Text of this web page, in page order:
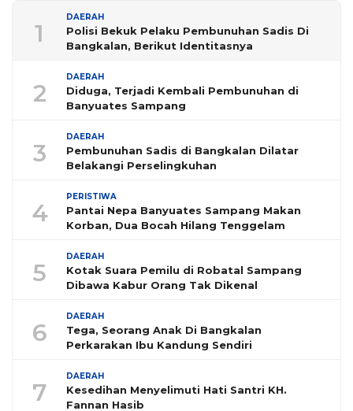
1
DAERAH
Polisi Bekuk Pelaku Pembunuhan Sadis Di
Bangkalan, Berikut Identitasnya
2
DAERAH
Diduga, Terjadi Kembali Pembunuhan di
Banyuates Sampang
3
DAERAH
Pembunuhan Sadis di Bangkalan Dilatar
Belakangi Perselingkuhan
4
PERISTIWA
Pantai Nepa Banyuates Sampang Makan
Korban, Dua Bocah Hilang Tenggelam
5
DAERAH
Kotak Suara Pemilu di Robatal Sampang
Dibawa Kabur Orang Tak Dikenal
6
DAERAH
Tega, Seorang Anak Di Bangkalan
Perkarakan Ibu Kandung Sendiri
7
DAERAH
Kesedihan Menyelimuti Hati Santri KH.
Fannan Hasib